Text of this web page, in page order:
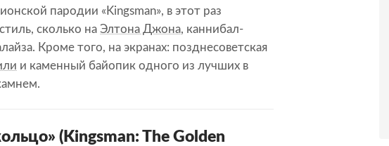
пародии «Kingsman», в этот раз
сколько на Элтона Джона, каннибал-
Кроме того, на экранах: позднесоветская
и каменный байопик одного из лучших в
(Kingsman: The Golden